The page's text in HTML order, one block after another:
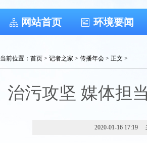
网站首页 环境要闻
当前位置： 首页 > 记者之家 > 传播年会 > 正文 >
治污攻坚 媒体担
2020-01-16 17:19